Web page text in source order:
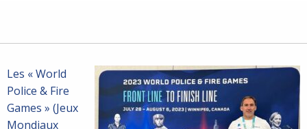
Les « World
Police & Fire
Games » (Jeux
Mondiaux